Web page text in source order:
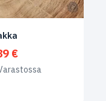
€